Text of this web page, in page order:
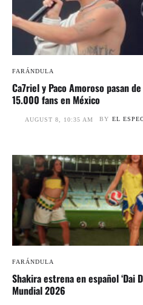
FARÁNDULA
Ca7riel y Paco Amoroso pasan
15.000 fans en México
AUGUST 8, 10:35 AM BY EL
FARÁNDULA
Shakira estrena en español ‘Dai
Mundial 2026